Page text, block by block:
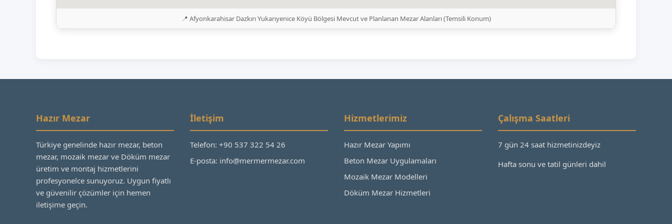
📍 Afyonkarahisar Dazkırı Yukarıyenice Köyü Bölgesi Mevcut ve Planlanan Mezar Alanları (Temsili Konum)
Hazır Mezar
Türkiye genelinde hazır mezar, beton
mezar, mozaik mezar ve Döküm mezar
üretim ve montaj hizmetlerini
profesyonelce sunuyoruz. Uygun fiyatlı
ve güvenilir çözümler için hemen
iletişime geçin.
İletişim
Telefon: +90 537 322 54 26
E-posta: info@mermermezar.com
Hizmetlerimiz
Hazır Mezar Yapımı
Beton Mezar Uygulamaları
Mozaik Mezar Modelleri
Döküm Mezar Hizmetleri
Çalışma Saatleri
7 gün 24 saat hizmetinizdeyiz
Hafta sonu ve tatil günleri dahil